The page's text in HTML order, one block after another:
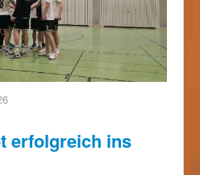
erfolgreich ins